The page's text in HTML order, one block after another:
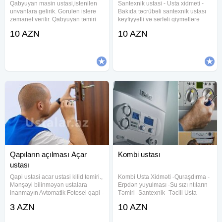
Qabyuyan masin ustasi,istenilen
unvanlara gelirik. Gorulen islere
zemanet verilir. Qabyuyan təmiri
serfeli qiymete pesekar ustasi
10 AZN
Santexnik ustasi - Usta xidmeti -
Bakıda təcrübəli santexnik ustası
keyfiyyətli və sərfəli qiymətlərə
göstərir. Qaz və su borularının
10 AZN
Qapıların açılması Açar
ustası
Qapi ustasi acar ustasi kilid temiri.,
Mənşəyi bilinməyən ustalara
inanmayın Avtomatik Fotosel qapi -
blok ptanya Seyf qapi - acar
3 AZN
Kombi ustası
Kombi Usta Xidməti -Quraşdırma -
Erpdən yuyulması -Su sızı ntıların
Təmiri -Santexnik -Təcili Usta
her gun kombilerin temiri xidmeti
10 AZN